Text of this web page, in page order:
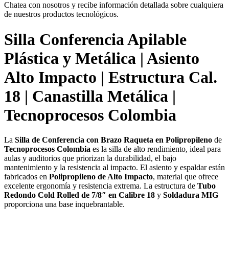
Chatea con nosotros y recibe información detallada sobre cualquiera
de nuestros productos tecnológicos.
Silla Conferencia Apilable
Plástica y Metálica | Asiento
Alto Impacto | Estructura Cal.
18 | Canastilla Metálica |
Tecnoprocesos Colombia
La Silla de Conferencia con Brazo Raqueta en Polipropileno de
Tecnoprocesos Colombia es la silla de alto rendimiento, ideal para
aulas y auditorios que priorizan la durabilidad, el bajo
mantenimiento y la resistencia al impacto. El asiento y espaldar están
fabricados en Polipropileno de Alto Impacto, material que ofrece
excelente ergonomía y resistencia extrema. La estructura de Tubo
Redondo Cold Rolled de 7/8″ en Calibre 18 y Soldadura MIG
proporciona una base inquebrantable.